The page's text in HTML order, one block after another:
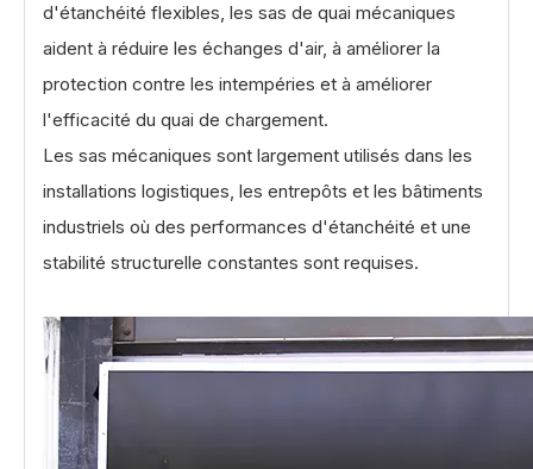
d'étanchéité flexibles, les sas de quai mécaniques
aident à réduire les échanges d'air, à améliorer la
protection contre les intempéries et à améliorer
l'efficacité du quai de chargement.
Les sas mécaniques sont largement utilisés dans les
installations logistiques, les entrepôts et les bâtiments
industriels où des performances d'étanchéité et une
stabilité structurelle constantes sont requises.